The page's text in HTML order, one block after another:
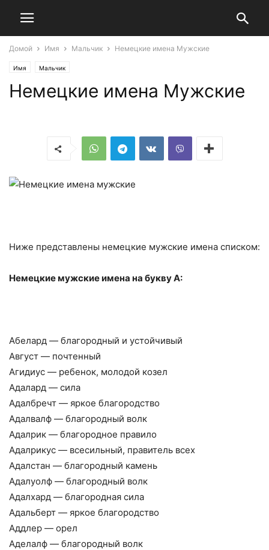
Домой Имя Мальчик Немецкие имена Мужские
Имя Мальчик
Немецкие имена Мужские
Ниже представлены немецкие мужские имена списком:
Немецкие мужские имена на букву А:
Абелард — благородный и устойчивый
Август — почтенный
Агидиус — ребенок, молодой козел
Адалард — сила
Адалбречт — яркое благородство
Адалвалф — благородный волк
Адалрик — благородное правило
Адалрикус — всесильный, правитель всех
Адалстан — благородный камень
Адалуолф — благородный волк
Адалхард — благородная сила
Адальберт — яркое благородство
Аддлер — орел
Аделалф — благородный волк